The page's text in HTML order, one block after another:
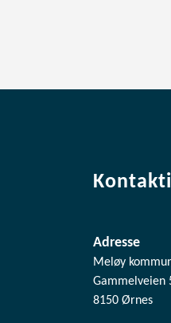
Adresse
Meløy
Gammelveien
8150 Ørnes